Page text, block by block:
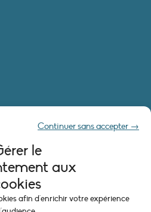
le
aux
afin d'enrichir votre expérience
Continuer sans accepter →